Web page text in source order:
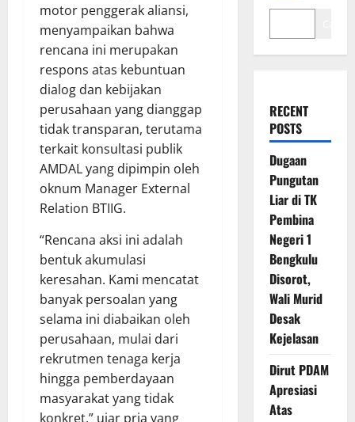
motor penggerak aliansi,
menyampaikan bahwa
rencana ini merupakan
respons atas kebuntuan
dialog dan kebijakan
perusahaan yang dianggap
tidak transparan, terutama
terkait konsultasi publik
AMDAL yang dipimpin oleh
oknum Manager External
Relation BTIIG.
“Rencana aksi ini adalah
bentuk akumulasi
keresahan. Kami mencatat
banyak persoalan yang
selama ini diabaikan oleh
perusahaan, mulai dari
rekrutmen tenaga kerja
hingga pemberdayaan
masyarakat yang tidak
konkret,” ujar pria yang
RECENT
POSTS
Dugaan
Pungutan
Liar di TK
Pembina
Negeri 1
Bengkulu
Disorot,
Wali Murid
Desak
Kejelasan
Dirut PDAM
Apresiasi
Atas